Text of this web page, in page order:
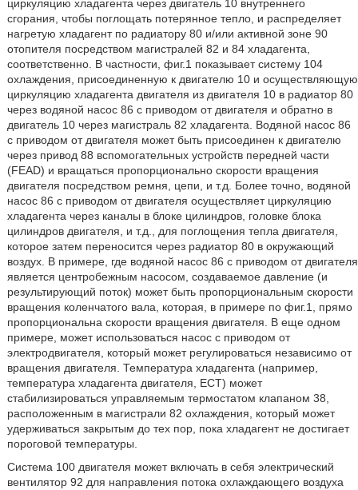
циркуляцию хладагента через двигатель 10 внутреннего
сгорания, чтобы поглощать потерянное тепло, и распределяет
нагретую хладагент по радиатору 80 и/или активной зоне 90
отопителя посредством магистралей 82 и 84 хладагента,
соответственно. В частности, фиг.1 показывает систему 104
охлаждения, присоединенную к двигателю 10 и осуществляющую
циркуляцию хладагента двигателя из двигателя 10 в радиатор 80
через водяной насос 86 с приводом от двигателя и обратно в
двигатель 10 через магистраль 82 хладагента. Водяной насос 86
с приводом от двигателя может быть присоединен к двигателю
через привод 88 вспомогательных устройств передней части
(FEAD) и вращаться пропорционально скорости вращения
двигателя посредством ремня, цепи, и т.д. Более точно, водяной
насос 86 с приводом от двигателя осуществляет циркуляцию
хладагента через каналы в блоке цилиндров, головке блока
цилиндров двигателя, и т.д., для поглощения тепла двигателя,
которое затем переносится через радиатор 80 в окружающий
воздух. В примере, где водяной насос 86 с приводом от двигателя
является центробежным насосом, создаваемое давление (и
результирующий поток) может быть пропорциональным скорости
вращения коленчатого вала, которая, в примере по фиг.1, прямо
пропорциональна скорости вращения двигателя. В еще одном
примере, может использоваться насос с приводом от
электродвигателя, который может регулироваться независимо от
вращения двигателя. Температура хладагента (например,
температура хладагента двигателя, ECT) может
стабилизироваться управляемым термостатом клапаном 38,
расположенным в магистрали 82 охлаждения, который может
удерживаться закрытым до тех пор, пока хладагент не достигает
пороговой температуры.
Система 100 двигателя может включать в себя электрический
вентилятор 92 для направления потока охлаждающего воздуха